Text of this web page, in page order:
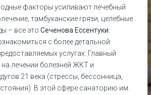
факторы усиливают лечебный
тамбуканские грязи, целебные
– все это Сеченова Ессентуки.
с более детальной
услугах. Главный
лечении болезней ЖКТ и
21 века (стрессы, бессонница,
В этой сфере санаторию им.